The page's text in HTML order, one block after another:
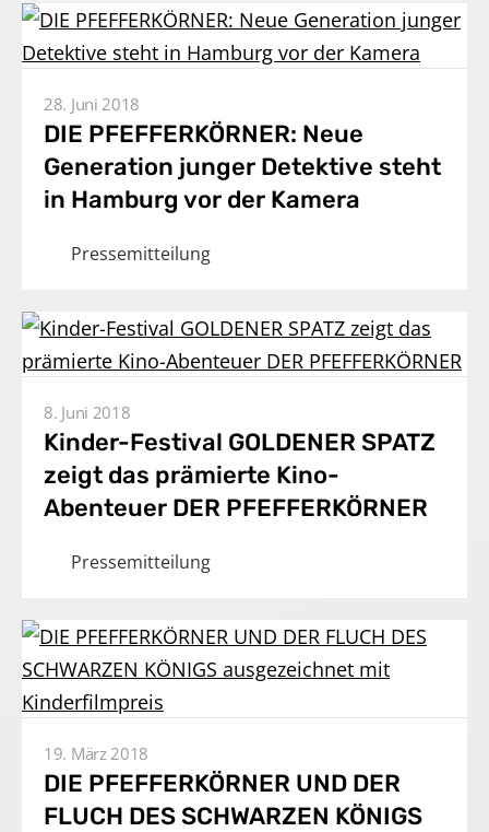
28. Juni 2018
DIE PFEFFERKÖRNER: Neue
Generation junger Detektive steht
in Hamburg vor der Kamera
Pressemitteilung
8. Juni 2018
Kinder-Festival GOLDENER SPATZ
zeigt das prämierte Kino-
Abenteuer DER PFEFFERKÖRNER
Pressemitteilung
19. März 2018
DIE PFEFFERKÖRNER UND DER
FLUCH DES SCHWARZEN KÖNIGS